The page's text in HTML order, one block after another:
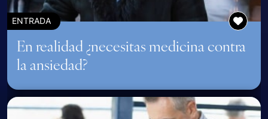
ENTRADA
En realidad ¿necesitas medicina contra
la ansiedad?